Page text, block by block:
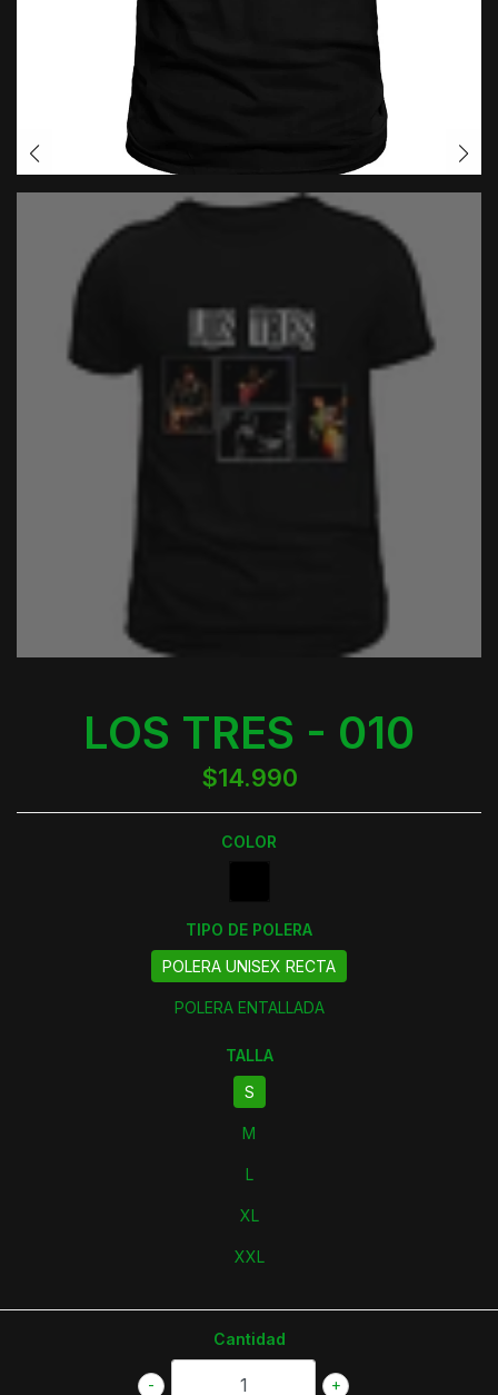
LOS TRES - 010
$14.990
COLOR
TIPO DE POLERA
POLERA UNISEX RECTA
POLERA ENTALLADA
TALLA
S
M
L
XL
XXL
Cantidad
+
-